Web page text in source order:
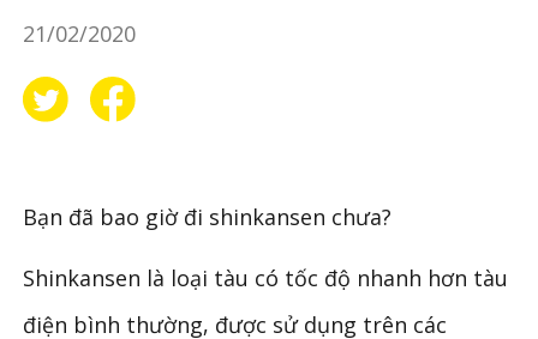
21/02/2020
Bạn đã bao giờ đi shinkansen chưa?
Shinkansen là loại tàu có tốc độ nhanh hơn tàu
điện bình thường, được sử dụng trên các